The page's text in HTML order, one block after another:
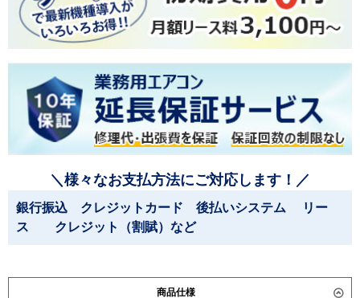
＼様々なお支払方法にご対応します！／
銀行振込 クレジットカード 後払いシステム リー
ス クレジット（割賦）など
商品仕様